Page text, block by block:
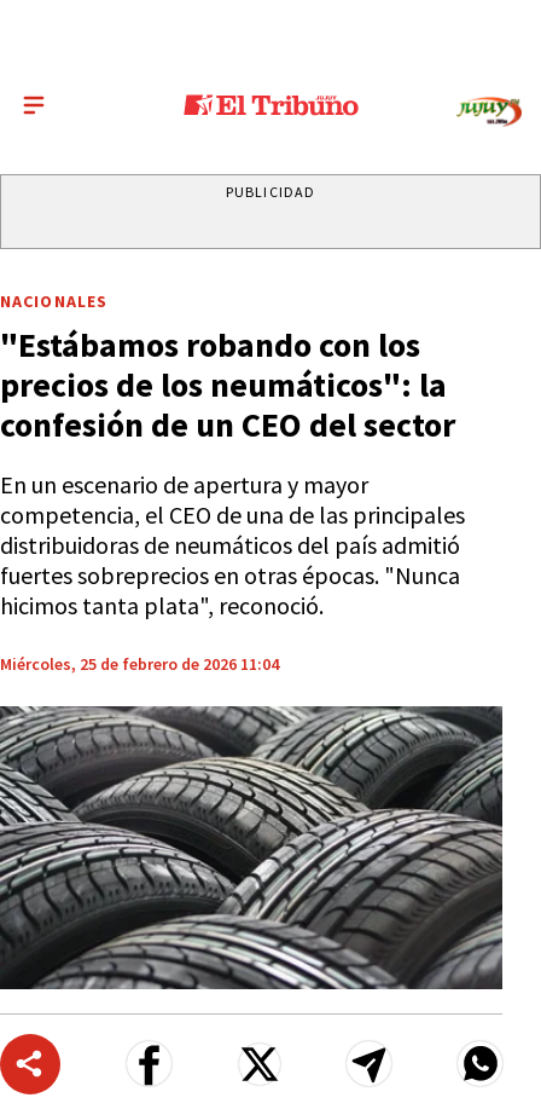
PUBLICIDAD
NACIONALES
"Estábamos robando con los
precios de los neumáticos": la
confesión de un CEO del sector
En un escenario de apertura y mayor
competencia, el CEO de una de las principales
distribuidoras de neumáticos del país admitió
fuertes sobreprecios en otras épocas. "Nunca
hicimos tanta plata", reconoció.
Miércoles, 25 de febrero de 2026 11:04